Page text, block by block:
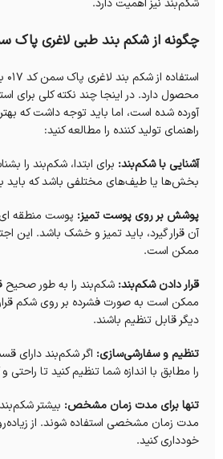
شکم‌بند نیز اهمیت دارد.
چگونه از شکم بند طبی لاغری پاک سمن 017 استفاده
محصول دارد. در اینجا چند نکته کلی برای
آورده شده است، اما باید توجه داشت که
راهنمای تولید کننده را مطالعه کنید:
آشنایی با شکم‌بند: برای ابتدا، شکم‌بند را
بخش‌ها یا طیف‌های مختلفی باشد که باید
پوشش بر روی پوست تمیز: پوست منطقه
آن قرار گیرد، باید تمیز و خشک باشد. این
ممکن است.
قرار دادن شکم‌بند: شکم‌بند را به طور صحیح
ممکن است به صورت فشرده بر روی شکم قرار
دیگر قابل تنظیم باشند.
تنظیم و سفارشی‌سازی: اگر شکم‌بند دارای
را مطابق با اندازه شما تنظیم کنید تا راحتی
تنها برای مدت زمان مشخص: بیشتر
مدت زمان مشخصی استفاده شوند. از
خودداری کنید.